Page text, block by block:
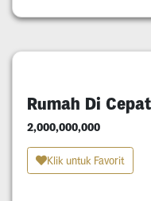
Rumah Di
2,000,000,000
Klik untuk Favorit